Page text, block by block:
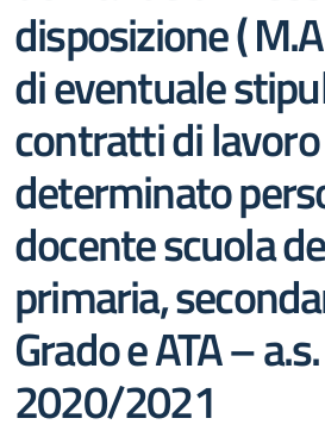
disposizione (
di eventuale
contratti di
determinato
docente scuola
primaria,
Grado e ATA – a.s.
2020/2021